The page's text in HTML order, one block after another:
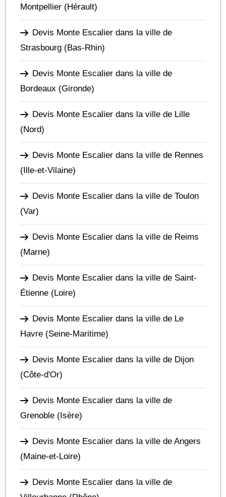
Montpellier (Hérault)
Devis Monte Escalier dans la ville de
Strasbourg (Bas-Rhin)
Devis Monte Escalier dans la ville de
Bordeaux (Gironde)
Devis Monte Escalier dans la ville de Lille
(Nord)
Devis Monte Escalier dans la ville de Rennes
(Ille-et-Vilaine)
Devis Monte Escalier dans la ville de Toulon
(Var)
Devis Monte Escalier dans la ville de Reims
(Marne)
Devis Monte Escalier dans la ville de Saint-
Étienne (Loire)
Devis Monte Escalier dans la ville de Le
Havre (Seine-Maritime)
Devis Monte Escalier dans la ville de Dijon
(Côte-d'Or)
Devis Monte Escalier dans la ville de
Grenoble (Isère)
Devis Monte Escalier dans la ville de Angers
(Maine-et-Loire)
Devis Monte Escalier dans la ville de